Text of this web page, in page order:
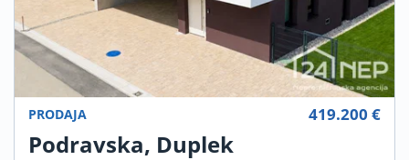
PRODAJA
Podravska, Duplek
419.200 €